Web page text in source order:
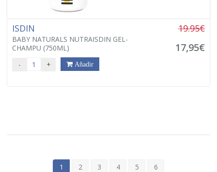
ISDIN
BABY NATURALS NUTRAISDIN GEL-
CHAMPU (750ML)
19.95€
17,95€
- + Añadir
1 2 3 4 5 6